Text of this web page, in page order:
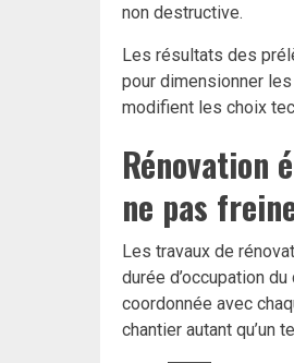
non destructive.
Les résultats des
pour dimensionner
modifient les choix
Rénovation
ne pas
Les travaux de
durée d’occupation
coordonnée avec
chantier autant qu’un